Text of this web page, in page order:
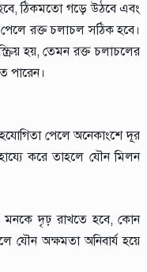
ঠিকমতো গড়ে উঠবে এবং
রক্ত চলাচল সঠিক হবে।
হয়, তেমন রক্ত চলাচলের
পারেন।
পেলে অনেকাংশে দূর
করে তাহলে যৌন মিলন
মনকে দৃঢ় রাখতে হবে, কোন
যৌন অক্ষমতা অনিবার্য হয়ে